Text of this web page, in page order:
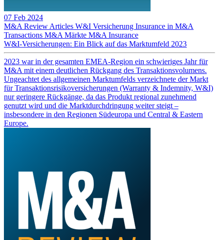
07 Feb 2024
M&A Review Articles W&I Versicherung Insurance in M&A
Transactions M&A Märkte M&A Insurance
W&I-Versicherungen: Ein Blick auf das Marktumfeld 2023
2023 war in der gesamten EMEA-Region ein schwieriges Jahr für
M&A mit einem deutlichen Rückgang des Transaktionsvolumens.
Ungeachtet des allgemeinen Marktumfelds verzeichnete der Markt
für Transaktionsrisikoversicherungen (Warranty & Indemnity, W&I)
nur geringere Rückgänge, da das Produkt regional zunehmend
genutzt wird und die Marktdurchdringung weiter steigt –
insbesondere in den Regionen Südeuropa und Central & Eastern
Europe.